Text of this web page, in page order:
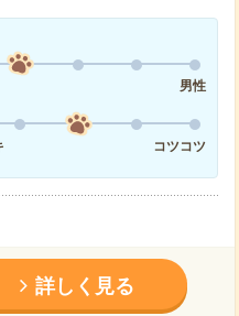
男性
コツコツ
詳しく見る